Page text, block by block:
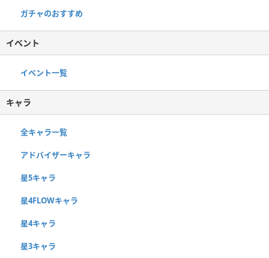
ガチャのおすすめ
イベント
イベント一覧
キャラ
全キャラ一覧
アドバイザーキャラ
星5キャラ
星4FLOWキャラ
星4キャラ
星3キャラ